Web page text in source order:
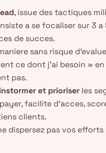
, issue des tactiques
a se focaliser sur 3
de succes.
sans risque
ce dont j'ai besoin »
pas.
et prioriser les
facilite d'acces,
clients.
dispersez pas vos